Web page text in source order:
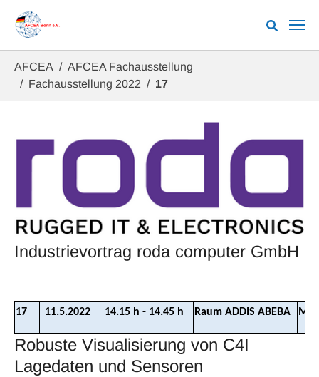
AFCEA
AFCEA Fachausstellung
Fachausstellung 2022
17
Industrievortrag roda computer GmbH
17 11.5.2022 14.15 h - 14.45 h Raum ADDIS ABEBA
Robuste Visualisierung von C4I
Lagedaten und Sensoren